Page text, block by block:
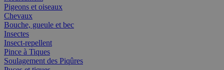
Pigeons et oiseaux
Chevaux
Bouche, gueule et bec
Insectes
Insect-repellent
Pince à Tiques
Soulagement des Piqûres